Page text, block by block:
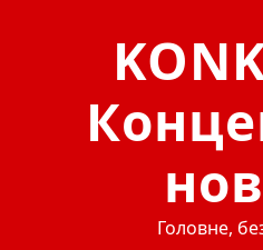
Головне,